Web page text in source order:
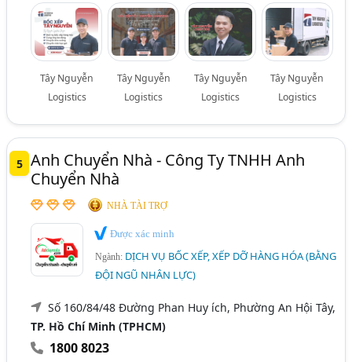
Tây Nguyễn
Logistics
Tây Nguyễn
Logistics
Tây Nguyễn
Logistics
Tây Nguyễn
Logistics
5 Anh Chuyển Nhà - Công Ty TNHH Anh
Chuyển Nhà
NHÀ TÀI TRỢ
Được xác minh
Ngành: DỊCH VỤ BỐC XẾP, XẾP DỠ HÀNG HÓA (BẰNG
ĐỘI NGŨ NHÂN LỰC)
Số 160/84/48 Đường Phan Huy ích, Phường An Hội Tây,
TP. Hồ Chí Minh (TPHCM)
1800 8023